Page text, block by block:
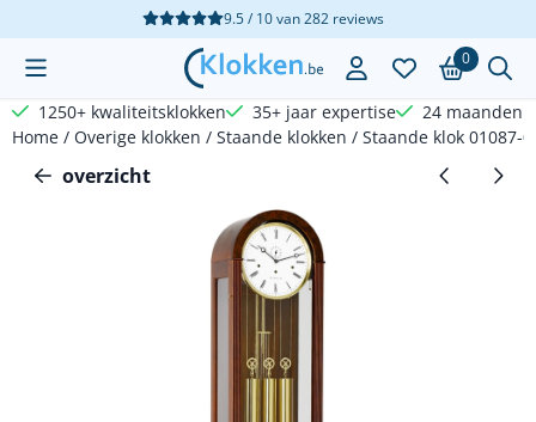
Cookievoorkeuren zijn beschikbaar. Kies instellingen of sta
9.5 / 10van282reviews
0
1250+ kwaliteitsklokken 35+ jaar expertise
24 maanden
Home / Overige klokken / Staande klokken / Staande klok 01087-
overzicht